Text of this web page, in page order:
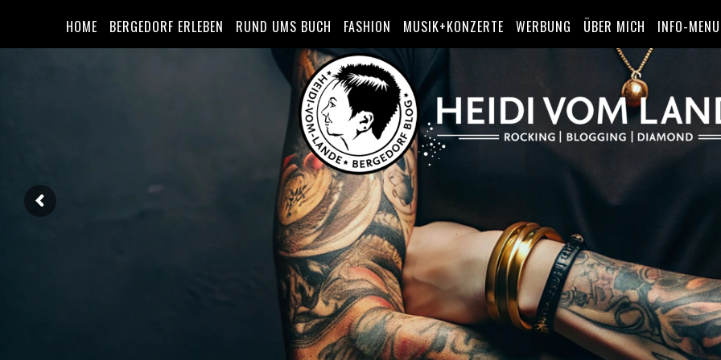
HOME BERGEDORF ERLEBEN RUND UMS BUCH FASHION MUSIK+KONZERTE WERBUNG ÜBER MICH INFO-